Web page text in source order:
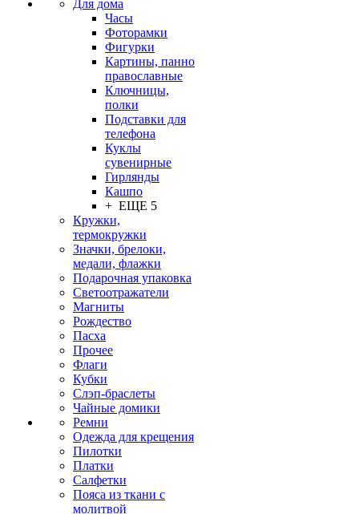
Для дома
Часы
Фоторамки
Фигурки
Картины, панно
православные
Ключницы,
полки
Подставки для
телефона
Куклы
сувенирные
Гирлянды
Кашпо
+ ЕЩЕ 5
Кружки,
термокружки
Значки, брелоки,
медали, флажки
Подарочная упаковка
Светоотражатели
Магниты
Рождество
Пасха
Прочее
Флаги
Кубки
Слэп-браслеты
Чайные домики
Ремни
Одежда для крещения
Пилотки
Платки
Салфетки
Пояса из ткани с
молитвой